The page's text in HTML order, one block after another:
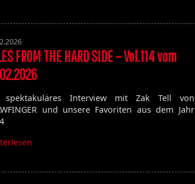
FROM THE HARD SIDE – Vol.114 vom
spektakuläres Interview mit Zak Tell von
und unsere Favoriten aus dem Jahr